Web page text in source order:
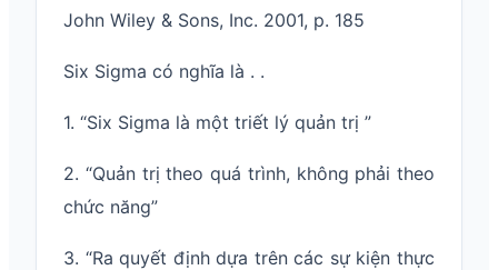
John Wiley & Sons, Inc. 2001, p. 185
Six Sigma có nghĩa là . .
1. “Six Sigma là một triết lý quản trị ”
2. “Quản trị theo quá trình, không phải theo
chức năng”
3. “Ra quyết định dựa trên các sự kiện thực